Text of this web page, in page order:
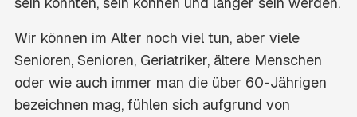
Wir können im Alter noch viel tun, aber viele
Senioren, Senioren, Geriatriker, ältere Menschen
oder wie auch immer man die über 60-Jährigen
bezeichnen mag, fühlen sich aufgrund von